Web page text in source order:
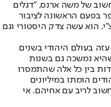
של משה ארנס, "דגלים
2009). ארנס סיפר בפעם הראשונה לציבור
הוא עשה צדק היסטורי וגם
בעולם היהודי בשנים
נמשכה גם בשנות
בין כל אלה שהתמסרו
הומתו במיליונים
לריב עם אחיהם. אי